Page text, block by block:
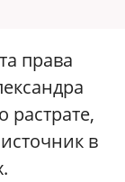
права
растрате,
в